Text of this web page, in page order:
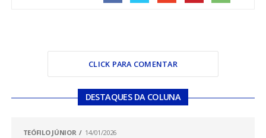
CLICK PARA COMENTAR
DESTAQUES DA COLUNA
TEÓFILO JÚNIOR 14/01/2026